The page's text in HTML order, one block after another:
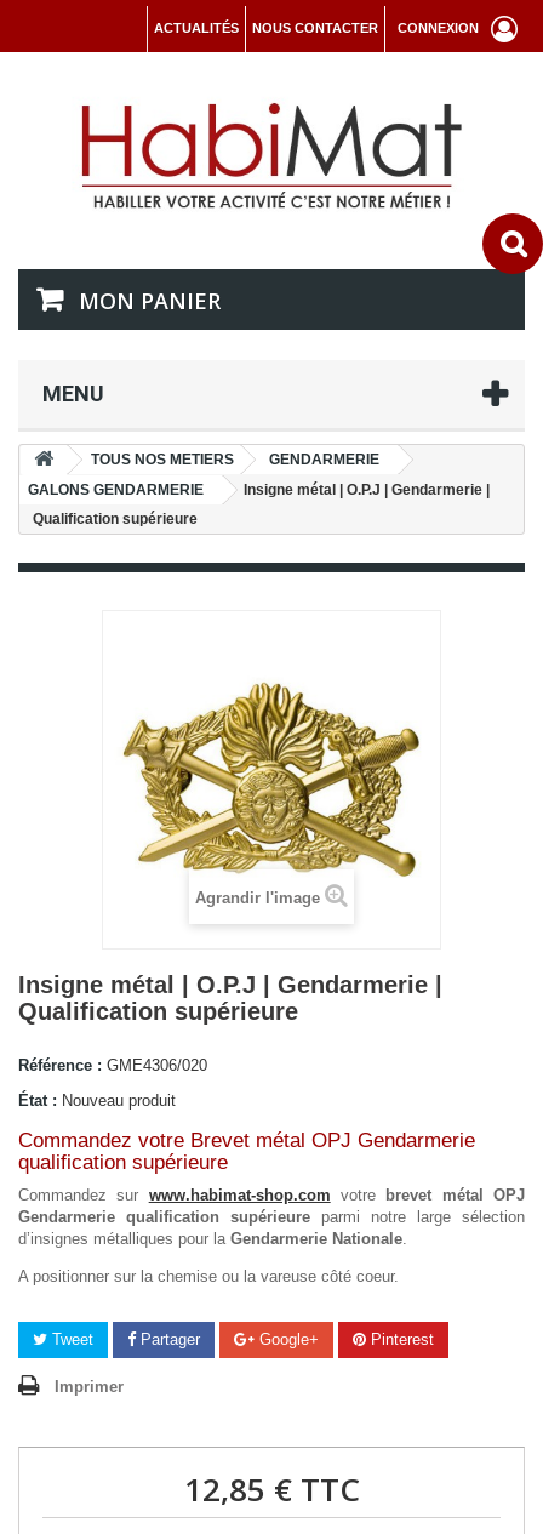
CONNEXION
NOUS CONTACTER
ACTUALITÉS
MON PANIER
MENU
TOUS NOS METIERS
GENDARMERIE
GALONS GENDARMERIE
Insigne métal | O.P.J | Gendarmerie |
Qualification supérieure
Agrandir l'image
Insigne métal | O.P.J | Gendarmerie |
Qualification supérieure
Référence : GME4306/020
État : Nouveau produit
Commandez votre Brevet métal OPJ Gendarmerie
qualification supérieure
Commandez sur www.habimat-shop.com votre
brevet métal OPJ
Gendarmerie qualification supérieure parmi notre large sélection
d’insignes métalliques pour la Gendarmerie Nationale.
A positionner sur la chemise ou la vareuse côté coeur.
Tweet Partager Google+ Pinterest
Imprimer
12,85 €TTC